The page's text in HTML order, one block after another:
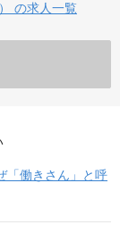
の求人一覧
「働きさん」と呼